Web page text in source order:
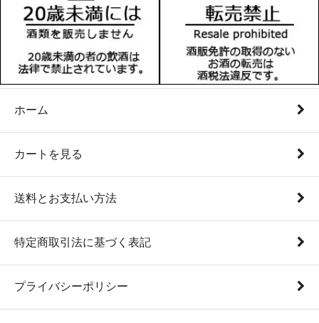
ホーム
カートを見る
送料とお支払い方法
特定商取引法に基づく表記
プライバシーポリシー